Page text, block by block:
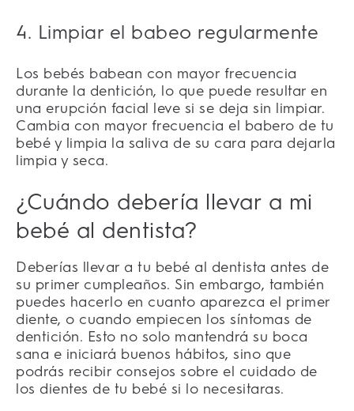
4. Limpiar el babeo regularmente
Los bebés babean con mayor frecuencia
durante la dentición, lo que puede resultar en
una erupción facial leve si se deja sin limpiar.
Cambia con mayor frecuencia el babero de tu
bebé y limpia la saliva de su cara para dejarla
limpia y seca.
¿Cuándo debería llevar a mi
bebé al dentista?
Deberías llevar a tu bebé al dentista antes de
su primer cumpleaños. Sin embargo, también
puedes hacerlo en cuanto aparezca el primer
diente, o cuando empiecen los síntomas de
dentición. Esto no solo mantendrá su boca
sana e iniciará buenos hábitos, sino que
podrás recibir consejos sobre el cuidado de
los dientes de tu bebé si lo necesitaras.